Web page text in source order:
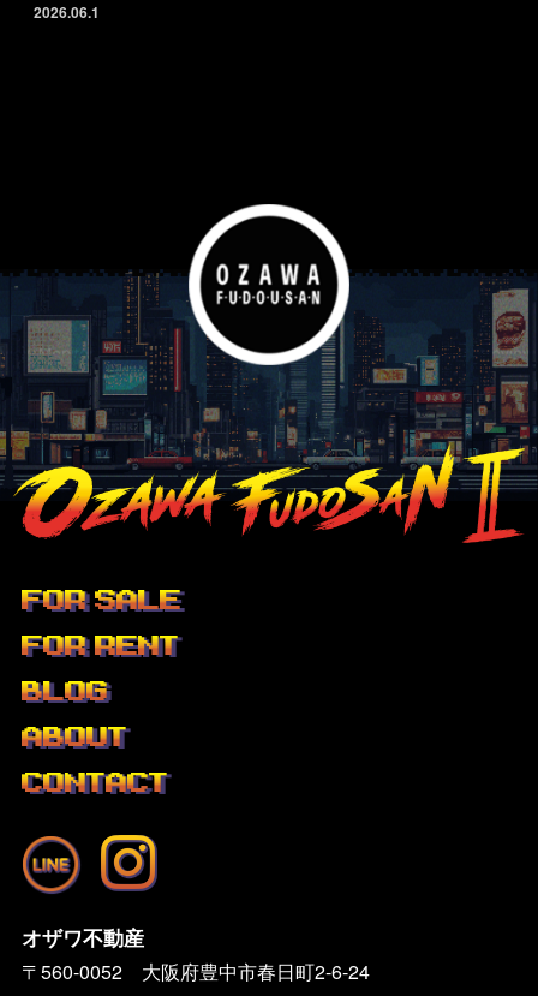
2026.06.1
FOR SALE
FOR RENT
BLOG
ABOUT
CONTACT
オザワ不動産
〒560-0052 大阪府豊中市春日町2-6-24